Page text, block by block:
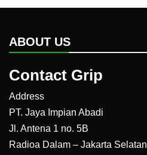
ABOUT US
Contact Grip
Address
PT. Jaya Impian Abadi
Jl. Antena 1 no. 5B
Radioa Dalam – Jakarta Selatan